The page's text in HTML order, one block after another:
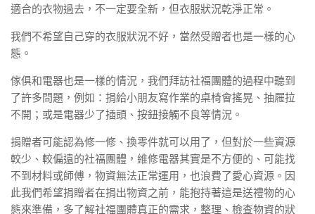
適合的衣物過去，不一定要全新，但衣服狀況乾淨正常。
我們不希望自己穿的衣服狀況不好，當然受贈者也是一樣的心
態。
傢俱和電器也是一樣的情況，我們拜訪社福團體的過程中聽到
了許多問題，例如：捐給小朋友寫作業的桌椅會搖晃、抽屜拉
不開；或是電器少了插頭、按鈕接觸不良等情況。
捐贈者可能認為修一修、換零件就可以用了，但對於一些資源
較少、較偏遠的社福團體，維修電器其實是不方便的、可能找
不到材料或師傅，物資無法正常運用，也浪費了愛心資源。因
此我們希望捐贈者在捐出物資之前，能抱持著這是送禮物的心
態來準備，多了解社福團體真正的需求，整理、檢查物資的狀